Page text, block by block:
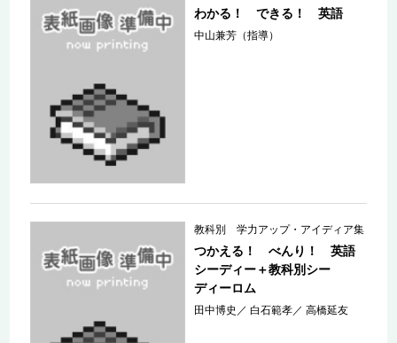
わかる！ できる！ 英語
中山兼芳（指導）
教科別 学力アップ・アイディア集
つかえる！ べんり！ 英語
シーディー＋教科別シー
ディーロム
田中博史 ／白石範孝／高橋延友